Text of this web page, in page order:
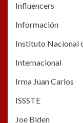
Influencers
Información
Instituto Nacional
Internacional
Irma Juan Carlos
ISSSTE
Joe Biden